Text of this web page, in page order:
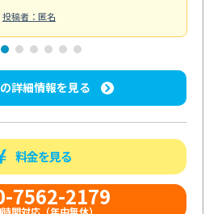
投稿者：匿名
詳細情報を見る
料金を見る
7562-2179